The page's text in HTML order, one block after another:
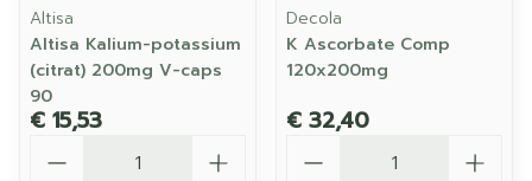
Altisa
Altisa Kalium-potassium
(citrat) 200mg V-caps
90
€ 15,53
Decola
K Ascorbate Comp
120x200mg
€ 32,40